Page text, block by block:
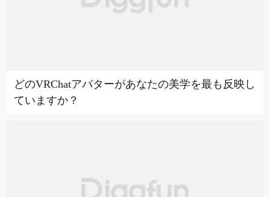
どのVRChatアバターがあなたの美学を最も反映し
ていますか？